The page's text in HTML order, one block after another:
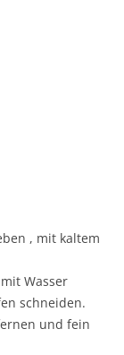
, mit kaltem
Wasser
schneiden.
und fein